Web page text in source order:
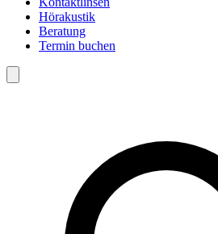
Hörakustik
Beratung
Termin buchen